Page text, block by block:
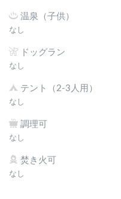
温泉（子供）
なし
ドッグラン
なし
テント（2-3人用）
なし
調理可
なし
焚き火可
なし